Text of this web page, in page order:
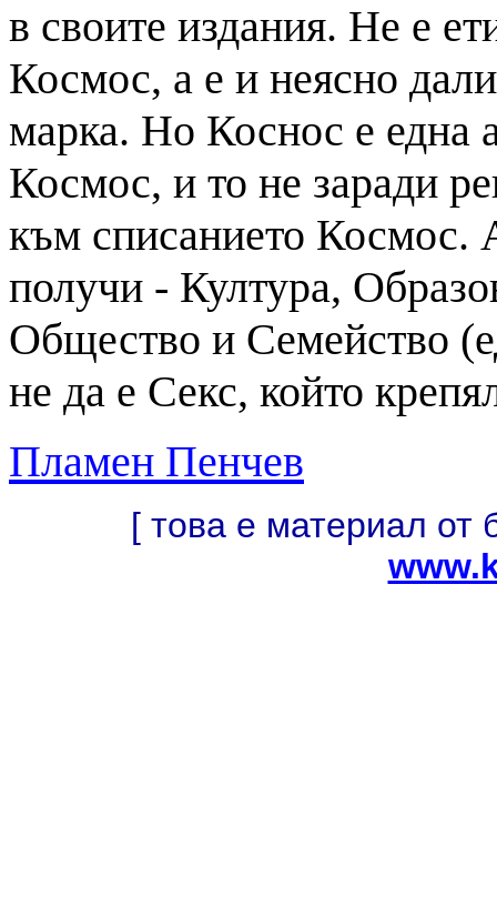
в своите издания. Не е
Космос, а е и неясно
марка. Но Коснос е една
Космос, и то не заради
към списанието Космос.
получи - Култура,
Общество и Семейство
не да е Секс, който
Пламен Пенчев
[ това е материал от